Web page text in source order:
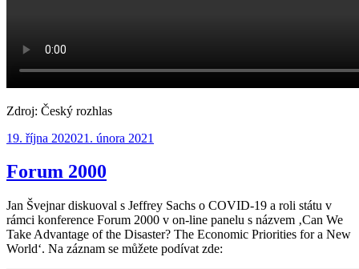
Zdroj: Český rozhlas
Publikováno:
19. října 202021. února 2021
Forum 2000
Jan Švejnar diskuoval s Jeffrey Sachs o COVID-19 a roli státu v
rámci konference Forum 2000 v on-line panelu s názvem ‚Can We
Take Advantage of the Disaster? The Economic Priorities for a New
World‘. Na záznam se můžete podívat zde: